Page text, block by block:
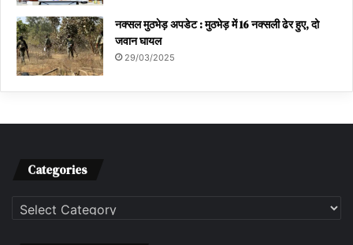
नक्सल मुठभेड़ अपडेट : मुठभेड़ में 16 नक्सली ढेर हुए, दो
जवान घायल
29/03/2025
Categories
Categories